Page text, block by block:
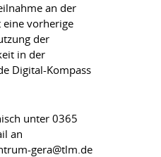
an der
eine vorherige
der
in der
Digital-Kompass
unter 0365
an
gera@tlm.de